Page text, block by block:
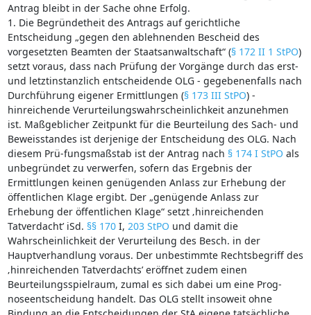
Antrag bleibt in der Sache ohne Erfolg.
1. Die Begründetheit des Antrags auf gerichtliche
Entscheidung „gegen den ablehnenden Bescheid des
vorgesetzten Beamten der Staatsanwaltschaft“ (§ 172 II 1 StPO)
setzt voraus, dass nach Prüfung der Vorgänge durch das erst-
und letztinstanzlich entscheidende OLG - gegebenenfalls nach
Durchführung eigener Ermittlungen (§ 173 III StPO) -
hinreichende Verurteilungswahrscheinlichkeit anzunehmen
ist. Maßgeblicher Zeitpunkt für die Beurteilung des Sach- und
Beweisstandes ist derjenige der Entscheidung des OLG. Nach
diesem Prü-fungsmaßstab ist der Antrag nach § 174 I StPO als
unbegründet zu verwerfen, sofern das Ergebnis der
Ermittlungen keinen genügenden Anlass zur Erhebung der
öffentlichen Klage ergibt. Der „genügende Anlass zur
Erhebung der öffentlichen Klage“ setzt ‚hinreichenden
Tatverdacht’ iSd. §§ 170I, 203 StPO und damit die
Wahrscheinlichkeit der Verurteilung des Besch. in der
Hauptverhandlung voraus. Der unbestimmte Rechtsbegriff des
‚hinreichenden Tatverdachts’ eröffnet zudem einen
Beurteilungsspielraum, zumal es sich dabei um eine Prog-
noseentscheidung handelt. Das OLG stellt insoweit ohne